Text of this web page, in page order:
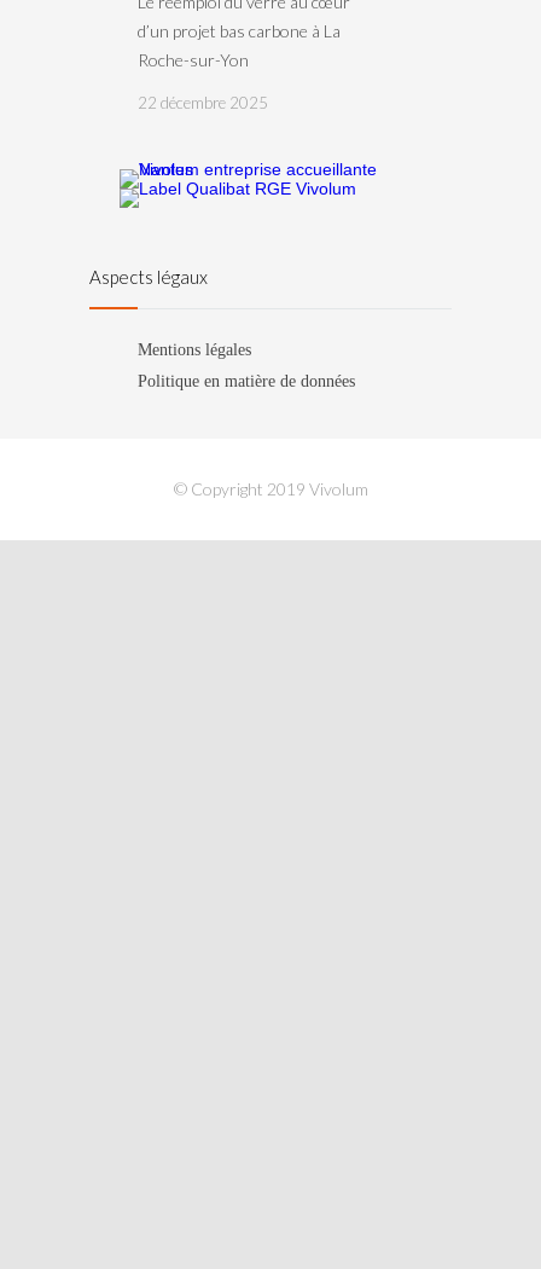
d’un projet bas carbone à La
Roche-sur-Yon
22 décembre 2025
Aspects légaux
Mentions légales
Politique en matière de données
© Copyright 2019 Vivolum